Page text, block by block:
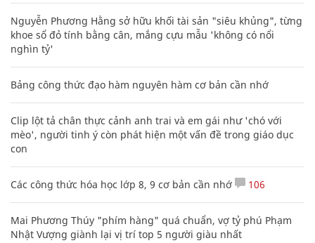
Nguyễn Phương Hằng sở hữu khối tài sản "siêu khủng", từng
khoe sổ đỏ tính bằng cân, mắng cựu mẫu 'không có nổi
nghìn tỷ'
Bảng công thức đạo hàm nguyên hàm cơ bản cần nhớ
Clip lột tả chân thực cảnh anh trai và em gái như 'chó với
mèo', người tinh ý còn phát hiện một vấn đề trong giáo dục
con
Các công thức hóa học lớp 8, 9 cơ bản cần nhớ 106
Mai Phương Thúy "phím hàng" quá chuẩn, vợ tỷ phú Phạm
Nhật Vượng giành lại vị trí top 5 người giàu nhất